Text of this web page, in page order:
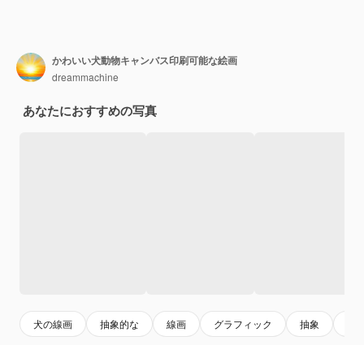
かわいい犬動物キャンバス印刷可能な絵画
dreammachine
あなたにおすすめの写真
犬の線画 抽象的な 線画 グラフィック 抽象